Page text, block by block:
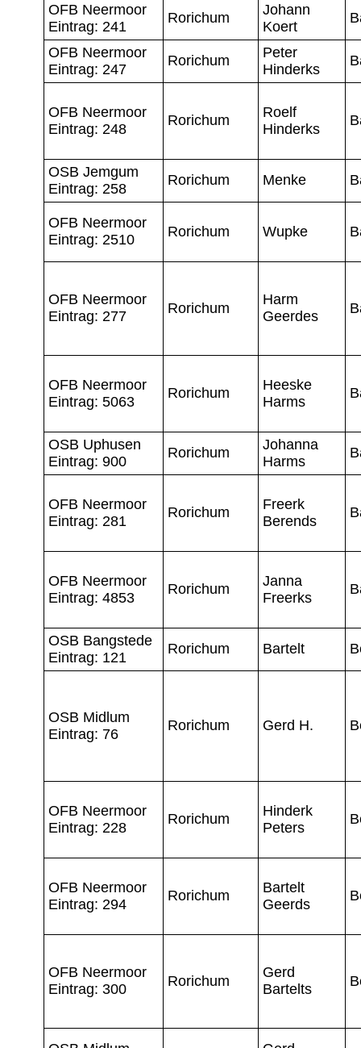
OFB Neermoor
Eintrag: 241
Rorichum
Johann
Koert
OFB Neermoor
Eintrag: 247
Rorichum
Peter
Hinderks
OFB Neermoor
Eintrag: 248
Rorichum
Roelf
Hinderks
OSB Jemgum
Eintrag: 258
Rorichum Menke
OFB Neermoor
Eintrag: 2510
Rorichum Wupke
OFB Neermoor
Eintrag: 277
Rorichum
Harm
Geerdes
OFB Neermoor
Eintrag: 5063
Rorichum
Heeske
Harms
OSB Uphusen
Eintrag: 900
Rorichum
Johanna
Harms
OFB Neermoor
Eintrag: 281
Rorichum
Freerk
Berends
OFB Neermoor
Eintrag: 4853
Rorichum
Janna
Freerks
OSB Bangstede
Eintrag: 121
Rorichum Bartelt
OSB Midlum
Eintrag: 76
Rorichum Gerd H.
OFB Neermoor
Eintrag: 228
Rorichum
Hinderk
Peters
OFB Neermoor
Eintrag: 294
Rorichum
Bartelt
Geerds
OFB Neermoor
Eintrag: 300
Rorichum
Gerd
Bartelts